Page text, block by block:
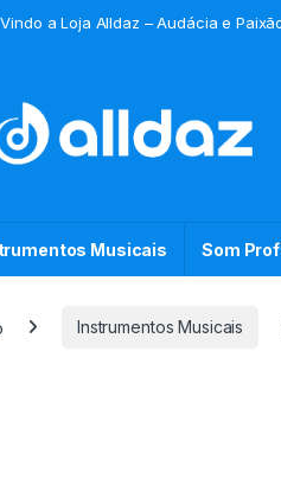
a Loja Alldaz – Audácia e
Musicais Som
Instrumentos Musicais